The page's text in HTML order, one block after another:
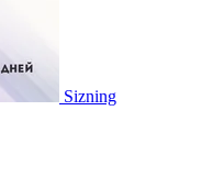
Sizning